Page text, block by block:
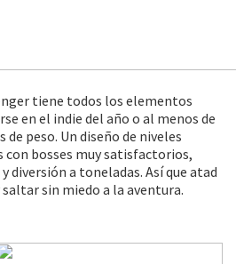
tiene todos los elementos
en el indie del año o al menos de
peso. Un diseño de niveles
bosses muy satisfactorios,
diversión a toneladas. Así que atad
sin miedo a la aventura.